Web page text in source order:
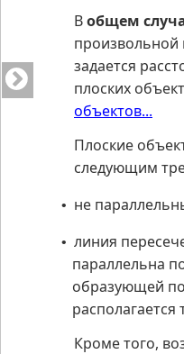
Вобщем
произвольной
задается
плоских
объектов...
Плоские
следующим
• не
• линия
параллельна
образующей
располагается
Кроме того,